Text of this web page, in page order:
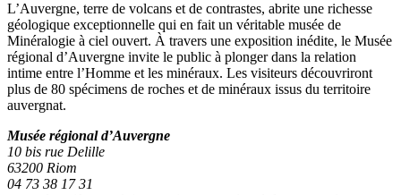
L’Auvergne, terre de volcans et de contrastes, abrite une richesse
géologique exceptionnelle qui en fait un véritable musée de
Minéralogie à ciel ouvert. À travers une exposition inédite, le Musée
régional d’Auvergne invite le public à plonger dans la relation
intime entre l’Homme et les minéraux. Les visiteurs découvriront
plus de 80 spécimens de roches et de minéraux issus du territoire
auvergnat.
Musée régional d’Auvergne
10 bis rue Delille
63200 Riom
04 73 38 17 31